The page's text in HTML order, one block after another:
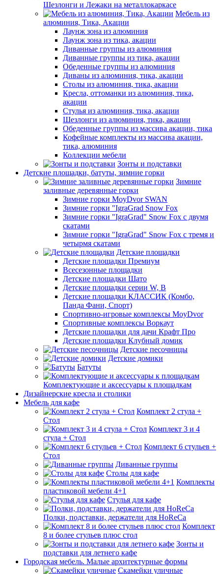
Шезлонги и Лежаки на металлокаркасе
Мебель из
алюминия, Тика, Акации
Лаунж зона из алюминия
Лаунж зона из тика, акации
Диванные группы из алюминия
Диванные группы из тика, акации
Обеденные группы из алюминия
Диваны из алюминия, тика, акации
Столы из алюминия, тика, акации
Кресла, оттоманки из алюминия, тика,
акации
Стулья из алюминия, тика, акации
Шезлонги из алюминия, тика, акации
Обеденные группы из массива акации, тика
Кофейные комплекты из массива акации,
тика, алюминия
Коллекции мебели
Зонты и подставки
Детские площадки, батуты, зимние горки
Зимние
заливные деревянные горки
Зимние горки MoyDvor SWAN
Зимние горки "IgraGrad Snow Fox
Зимние горки "IgraGrad" Snow Fox с двумя
скатами
Зимние горки "IgraGrad" Snow Fox с тремя и
четырмя скатами
Детские площадки
Детские площадки Премиум
Всесезонные площадки
Детские площадки Шато
Детские площадки серии W, В
Детские площадки КЛАССИК (Комбо,
Панда Фани, Спорт)
Спортивно-игровые комплексы MoyDvor
Спортивные комплексы Воркаут
Детские площадки для дачи Крафт Про
Детские площадки Клубный домик
Детские песочницы
Детские домики
Батуты
Комплектующие и аксессуары к площадкам
Дизайнерские кресла и столики
Мебель для кафе
Комплект 2 стула +
Стол
Комплект 3 и 4
стула + Стол
Комплект 6 стульев +
Стол
Диванные группы
Столы для кафе
Комплекты
пластиковой мебели 4+1
Стулья для кафе
Полки, подставки, держатели для HoReCa
Комплект
8 и более стульев плюс стол
Зонты и
подставки для летнего кафе
Городская мебель. Малые архитектурные формы
Скамейки уличные